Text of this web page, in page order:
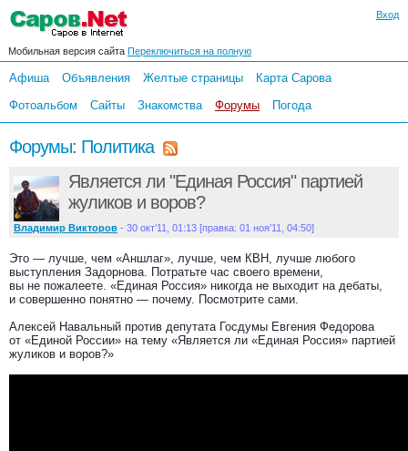
Вход
Мобильная версия сайта Переключиться на полную
Афиша Объявления Желтые страницы
Карта Сарова
Фотоальбом
Сайты Знакомства Форумы Погода
Форумы: Политика
Является ли "Единая Россия" партией
жуликов и воров?
Владимир Викторов - 30 окт’11, 01:13 [правка: 01 ноя’11, 04:50]
Это — лучше, чем «Аншлаг», лучше, чем КВН, лучше любого
выступления Задорнова. Потратьте час своего времени,
вы не пожалеете. «Единая Россия» никогда не выходит на дебаты,
и совершенно понятно — почему. Посмотрите сами.
Алексей Навальный против депутата Госдумы Евгения Федорова
от «Единой России» на тему «Является ли «Единая Россия» партией
жуликов и воров?»